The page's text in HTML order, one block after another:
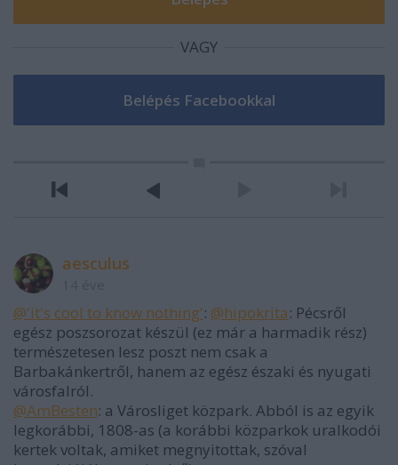
VAGY
aesculus
@'it's cool to know nothing': @hipokrita: Pécsről
egész poszsorozat készül (ez már a harmadik rész)
természetesen lesz poszt nem csak a
Barbakánkertről, hanem az egész északi és nyugati
városfalról.
@AmBesten: a Városliget közpark. Abból is az egyik
legkorábbi, 1808-as (a korábbi közparkok uralkodói
kertek voltak, amiket megnyitottak, szóval